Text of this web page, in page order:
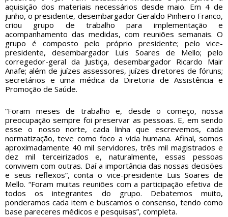
aquisição dos materiais necessários desde maio. Em 4 de
junho, o presidente, desembargador Geraldo Pinheiro Franco,
criou grupo de trabalho para implementação e
acompanhamento das medidas, com reuniões semanais. O
grupo é composto pelo próprio presidente; pelo vice-
presidente, desembargador Luis Soares de Mello; pelo
corregedor-geral da Justiça, desembargador Ricardo Mair
Anafe; além de juízes assessores, juízes diretores de fóruns;
secretários e uma médica da Diretoria de Assistência e
Promoção de Saúde.
“Foram meses de trabalho e, desde o começo, nossa
preocupação sempre foi preservar as pessoas. E, em sendo
esse o nosso norte, cada linha que escrevemos, cada
normatização, teve como foco a vida humana. Afinal, somos
aproximadamente 40 mil servidores, três mil magistrados e
dez mil terceirizados e, naturalmente, essas pessoas
convivem com outras. Daí a importância das nossas decisões
e seus reflexos”, conta o vice-presidente Luis Soares de
Mello. “Foram muitas reuniões com a participação efetiva de
todos os integrantes do grupo. Debatemos muito,
ponderamos cada item e buscamos o consenso, tendo como
base pareceres médicos e pesquisas”, completa.